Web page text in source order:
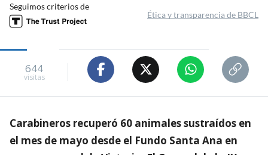
Seguimos criterios de
Ética y transparencia de BBCL
644
visitas
Carabineros recuperó 60 animales sustraídos en
el mes de mayo desde el Fundo Santa Ana en